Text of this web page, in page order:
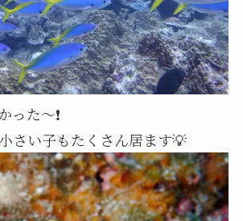
った～❗
さい子もたくさん居ます💡